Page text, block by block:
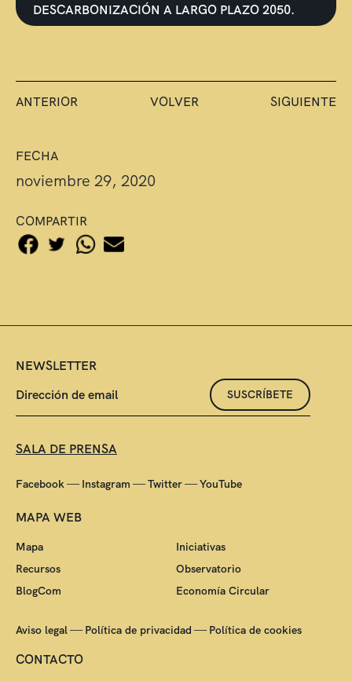
FECHA
noviembre 29, 2020
COMPARTIR
DESCARBONIZACIÓN A LARGO PLAZO 2050.
ANTERIOR VOLVER SIGUIENTE
NEWSLETTER
SUSCRÍBETE
SALA DE PRENSA
Facebook—Instagram —Twitter—YouTube
MAPA WEB
Mapa
Iniciativas
Recursos
Observatorio
BlogCom
Economía Circular
Aviso legal—Política de privacidad —Política de cookies
CONTACTO